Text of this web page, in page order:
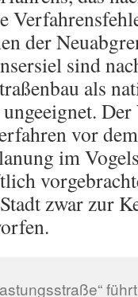
der
sind
als
vor
im
zwar zur